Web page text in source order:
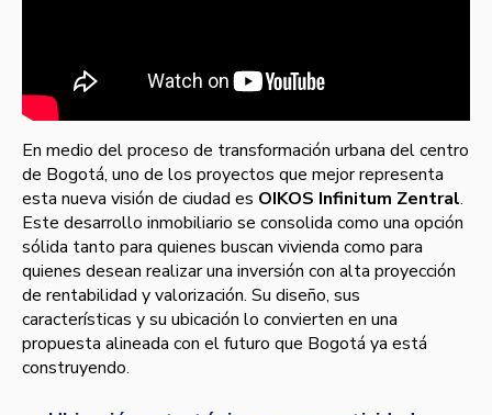
En medio del proceso de transformación urbana del centro
de Bogotá, uno de los proyectos que mejor representa
esta nueva visión de ciudad es OIKOS Infinitum Zentral.
Este desarrollo inmobiliario se consolida como una opción
sólida tanto para quienes buscan vivienda como para
quienes desean realizar una inversión con alta proyección
de rentabilidad y valorización. Su diseño, sus
características y su ubicación lo convierten en una
propuesta alineada con el futuro que Bogotá ya está
construyendo.